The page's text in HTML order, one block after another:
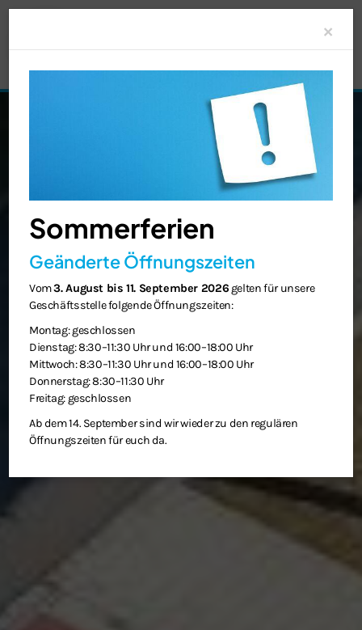
×
Sommerferien
Geänderte Öffnungszeiten
Vom3. August bis 11. September 2026 gelten für unsere
Geschäftsstelle folgende Öffnungszeiten:
Montag: geschlossen
Dienstag: 8:30–11:30 Uhr und 16:00–18:00 Uhr
Mittwoch: 8:30–11:30 Uhr und 16:00–18:00 Uhr
Donnerstag: 8:30–11:30 Uhr
Freitag: geschlossen
Ab dem 14. September sind wir wieder zu den regulären
Öffnungszeiten für euch da.